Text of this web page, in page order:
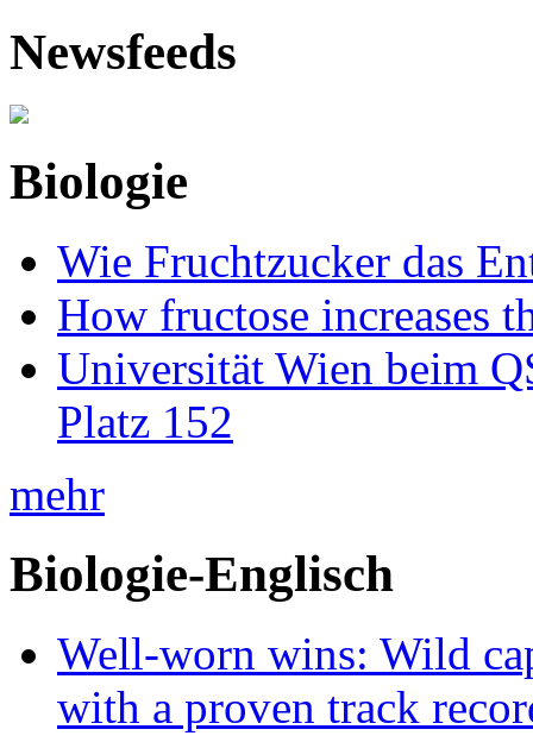
Newsfeeds
Biologie
Wie Fruchtzucker das
How fructose increases
Universität Wien beim
Platz 152
mehr
Biologie-Englisch
Well-worn wins: Wild
with a proven track